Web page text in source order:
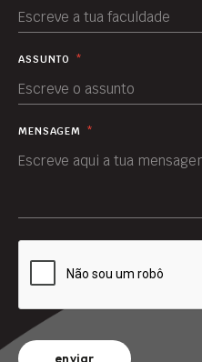
ASSUNTO *
MENSAGEM *
enviar